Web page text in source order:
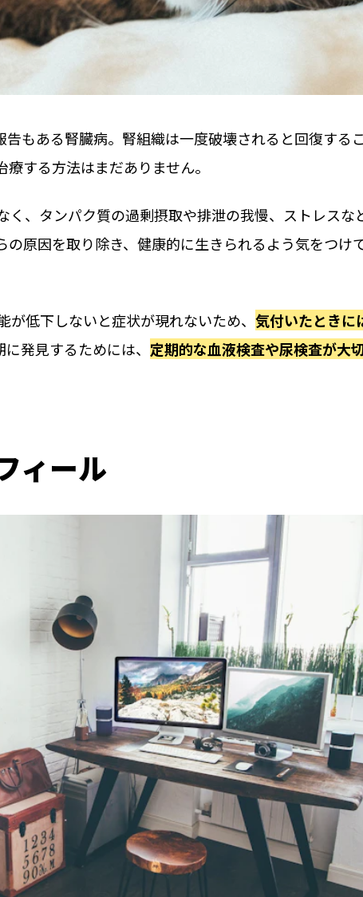
告もある腎臓病。腎組織は一度破壊されると回復する
する方法はまだありません。
く、タンパク質の過剰摂取や排泄の我慢、ストレスな
の原因を取り除き、健康的に生きられるよう気をつけ
低下しないと症状が現れないため、 気付いたときに
発見するためには、 定期的な血液検査や尿検査が大
ィール